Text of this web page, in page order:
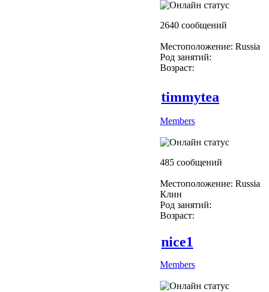
2640 сообщений
Местоположение: Russia
Род занятий:
Возраст:
timmytea
Members
485 сообщений
Местоположение: Russia
Клин
Род занятий:
Возраст:
nice1
Members